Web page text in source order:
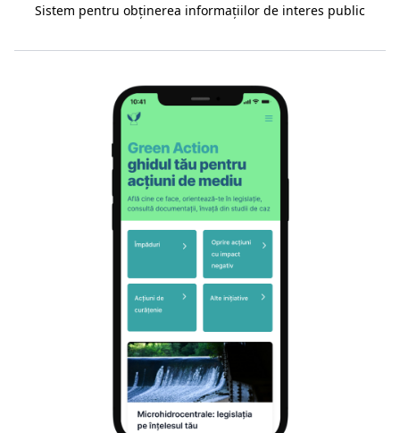
Sistem pentru obținerea informațiilor de interes public